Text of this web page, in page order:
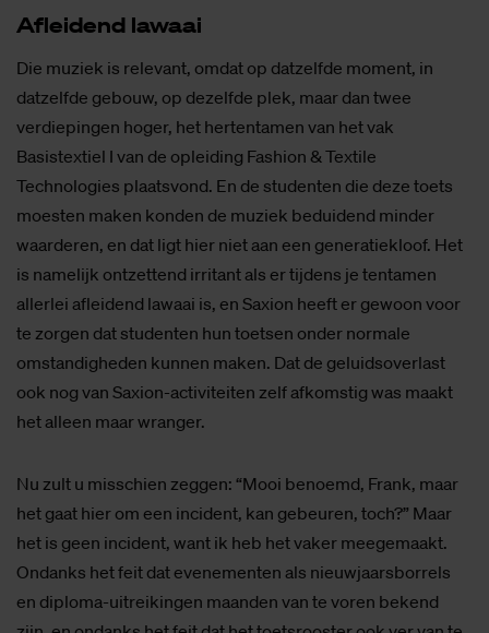
Af­lei­dend la­waai
Die muziek is relevant, omdat op datzelfde moment, in
datzelfde gebouw, op dezelfde plek, maar dan twee
verdiepingen hoger, het hertentamen van het vak
Basistextiel I van de opleiding Fashion & Textile
Technologies plaatsvond. En de studenten die deze toets
moesten maken konden de muziek beduidend minder
waarderen, en dat ligt hier niet aan een generatiekloof. Het
is namelijk ontzettend irritant als er tijdens je tentamen
allerlei afleidend lawaai is, en Saxion heeft er gewoon voor
te zorgen dat studenten hun toetsen onder normale
omstandigheden kunnen maken. Dat de geluidsoverlast
ook nog van Saxion-activiteiten zelf afkomstig was maakt
het alleen maar wranger.
Nu zult u misschien zeggen: “Mooi benoemd, Frank, maar
het gaat hier om een incident, kan gebeuren, toch?” Maar
het is geen incident, want ik heb het vaker meegemaakt.
Ondanks het feit dat evenementen als nieuwjaarsborrels
en diploma-uitreikingen maanden van te voren bekend